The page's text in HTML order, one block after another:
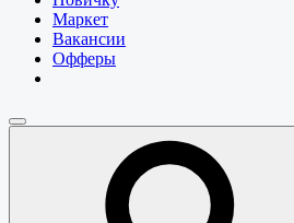
Маркет
Вакансии
Офферы